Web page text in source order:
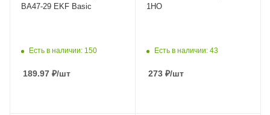
ВА47-29 EKF Basic
Есть в наличии: 150
189.97 ₽/шт
1НO
Есть в наличии: 43
273 ₽/шт